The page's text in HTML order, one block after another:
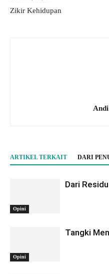
Zikir Kehidupan
ARTIKEL TERKAIT DARI
Opini
Dari
Opini
Tangki